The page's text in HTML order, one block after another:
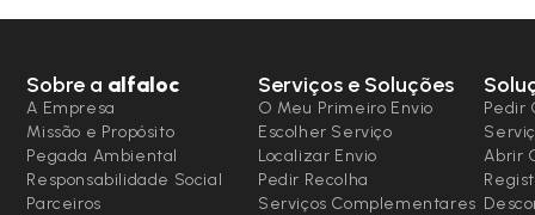
Sobre a alfaloc
A Empresa
Missão e Propósito
Pegada Ambiental
Responsabilidade Social
Parceiros
Serviços e Soluções
O Meu Primeiro Envio
Escolher Serviço
Localizar Envio
Pedir Recolha
Serviços Complementares
Pedir
Abrir